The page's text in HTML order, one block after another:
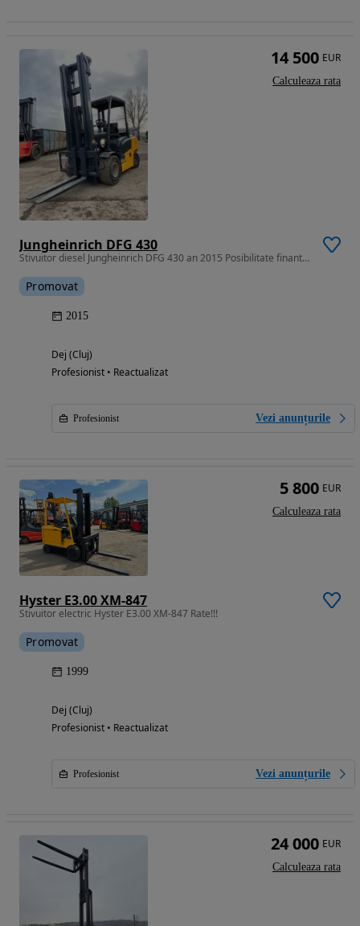
Jungheinrich DFG 430
Stivuitor diesel Jungheinrich DFG 430 an 2015 Posibilitate finantare!
Promovat
2015
Dej (Cluj)
Profesionist • Reactualizat
Profesionist Vezi anunțurile
14 500 EUR
Calculeaza rata
Hyster E3.00 XM-847
Stivuitor electric Hyster E3.00 XM-847 Rate!!!
Promovat
1999
Dej (Cluj)
Profesionist • Reactualizat
Profesionist Vezi anunțurile
5 800 EUR
Calculeaza rata
24 000 EUR
Calculeaza rata